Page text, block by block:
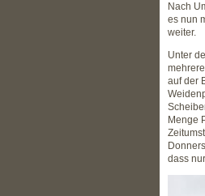
Nach
es nun
weiter.
Unter
auf der
Menge
dass